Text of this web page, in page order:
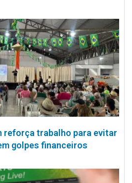
reforça trabalho para evitar
golpes financeiros